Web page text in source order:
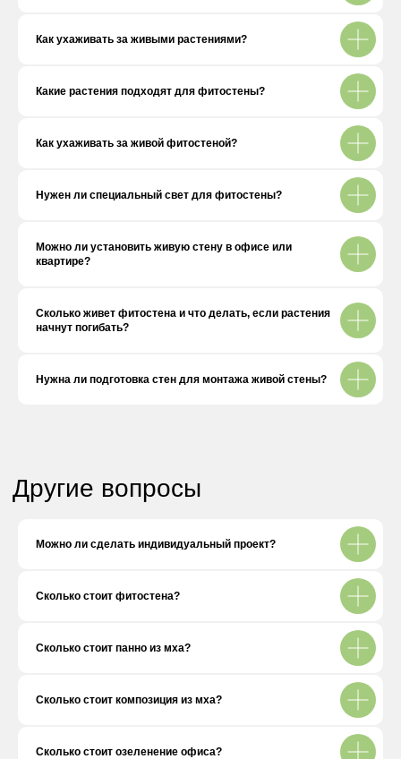
Как ухаживать за живыми растениями?
Какие растения подходят для фитостены?
Как ухаживать за живой фитостеной?
Нужен ли специальный свет для фитостены?
Можно ли установить живую стену в офисе или
квартире?
Сколько живет фитостена и что делать, если растения
начнут погибать?
Нужна ли подготовка стен для монтажа живой стены?
Можно ли сделать индивидуальный проект?
Сколько стоит фитостена?
Сколько стоит панно из мха?
Сколько стоит композиция из мха?
Сколько стоит озеленение офиса?
г. Москва, Остаповский проезд 3
Связаться
Соц.сети